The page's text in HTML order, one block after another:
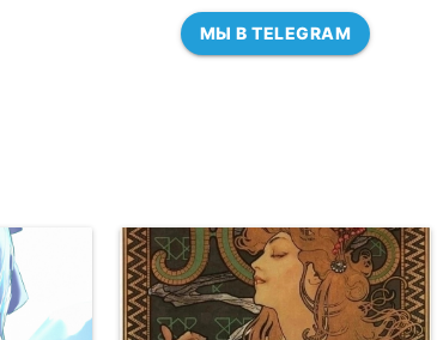
МЫ В TELEGRAM